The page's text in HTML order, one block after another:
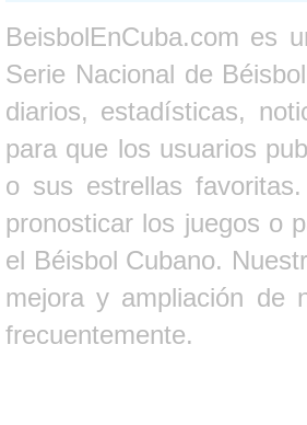
BeisbolEnCuba.com es
Serie Nacional de
diarios, estadísticas,
para que los usuarios
o sus estrellas
pronosticar los juegos o
el Béisbol Cubano.
mejora y ampliación de
frecuentemente.